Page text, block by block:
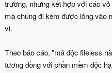
trường, nhưng kết hợp với các
mà chúng đi kèm được lồng vào
vi.
Theo báo cáo, "mã độc fileless
tương đồng với phần mềm độc